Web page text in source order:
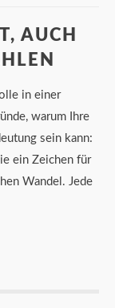
AUCH
in einer
warum Ihre
sein kann:
ein Zeichen für
Wandel. Jede